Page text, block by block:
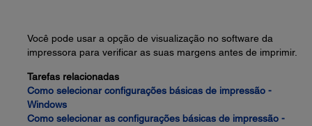
Você pode usar a opção de visualização no software da
impressora para verificar as suas margens antes de imprimir.
Tarefas relacionadas
Como selecionar configurações básicas de impressão -
Windows
Como selecionar as configurações básicas de impressão -